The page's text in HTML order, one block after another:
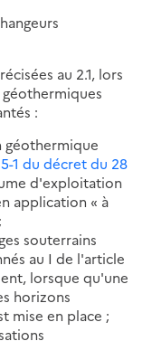
au 2.1, lors
:
géothermique
1 du décret du 28
d'exploitation
application « à
;
souterrains
au I de l'article
lorsque qu'une
horizons
mise en place ;